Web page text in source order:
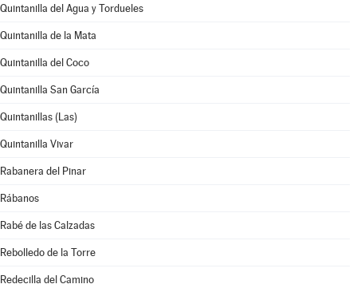
Quintanilla del Agua y Tordueles
Quintanilla de la Mata
Quintanilla del Coco
Quintanilla San García
Quintanillas (Las)
Quintanilla Vivar
Rabanera del Pinar
Rábanos
Rabé de las Calzadas
Rebolledo de la Torre
Redecilla del Camino